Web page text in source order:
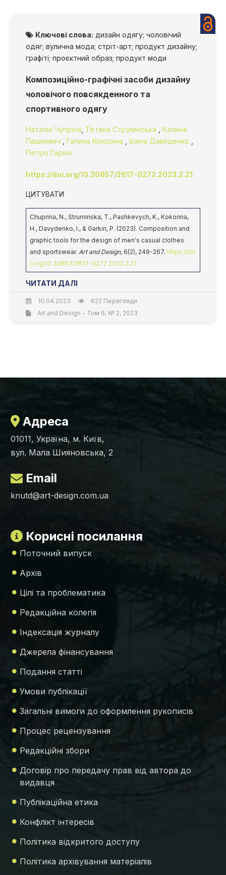
Ключові слова: дизайн одягу; чоловічий
одяг; вулична мода; стріт-арт; продукт дизайну;
графіті; проєктний образ; продукт моди
Композиційно-графічні засоби дизайну
чоловічого повсякденного та
спортивного одягу
Наталія Чупріна Тетяна Струмінська
Калина
Пашкевич
Галина Кокоріна Ірина Давиденко
Петро Гаркін
https://doi.org/10.30857/2617-0272.2023.2.21
ЦИТУВАТИ
Chuprina, N., Struminska, T., Pashkevych, K., Kokorina,
H., Davydenko, I., & Garkin, P. (2023). Composition and
graphic tools for the design of men's casual clothes
and sportswear. Art and Design, 6(2), 249-267. https://do
i.org/10.30857/2617-0272.2023.2.21
ЧИТАТИ ДАЛІ
10.04.2023
622 Перегляди
Art and Design - Том 6, № 2, 2023
Адреса
01011, Україна, м. Київ,
вул. Мала Шияновська, 2
Email
knutd@art-design.com.ua
Корисні посилання
Поточний випуск
Архів
Цілі та проблематика
Редакційна колегія
Індексація журналу
Джерела фінансування
Подання статті
Умови публікації
Загальні вимоги до оформлення рукописів
Процес рецензування
Редакційні збори
Договір про передачу прав від автора до
видавця
Публікаційна етика
Конфлікт інтересів
Політика відкритого доступу
Політика архівування матеріалів